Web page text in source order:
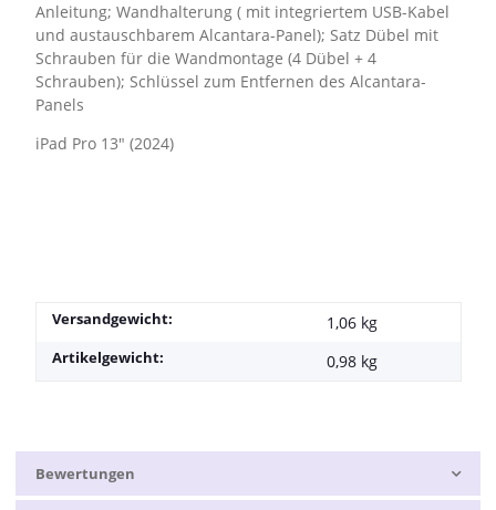
Anleitung; Wandhalterung ( mit integriertem USB-Kabel
und austauschbarem Alcantara-Panel); Satz Dübel mit
Schrauben für die Wandmontage (4 Dübel + 4
Schrauben); Schlüssel zum Entfernen des Alcantara-
Panels
iPad Pro 13" (2024)
Versandgewicht: 1,06 kg
Artikelgewicht: 0,98 kg
Bewertungen